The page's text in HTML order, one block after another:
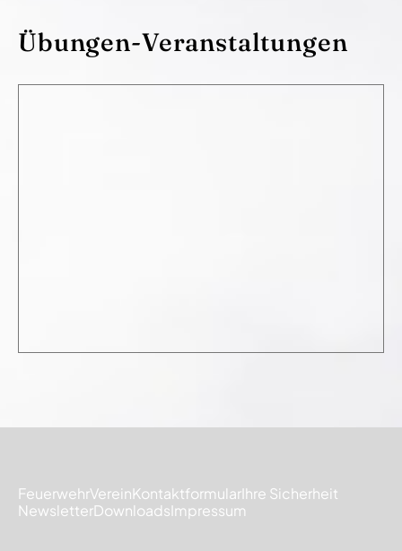
Übungen-Veranstaltungen
FeuerwehrVereinKontaktformularIhre Sicherheit
NewsletterDownloadsImpressum